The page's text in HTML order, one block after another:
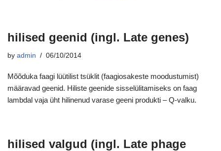
hilised geenid (ingl. Late genes)
by admin 06/10/2014
Mõõduka faagi lüütilist tsüklit (faagiosakeste moodustumist)
määravad geenid. Hiliste geenide sisselülitamiseks on faag
lambdal vaja üht hilinenud varase geeni produkti – Q-valku.
hilised valgud (ingl. Late phage